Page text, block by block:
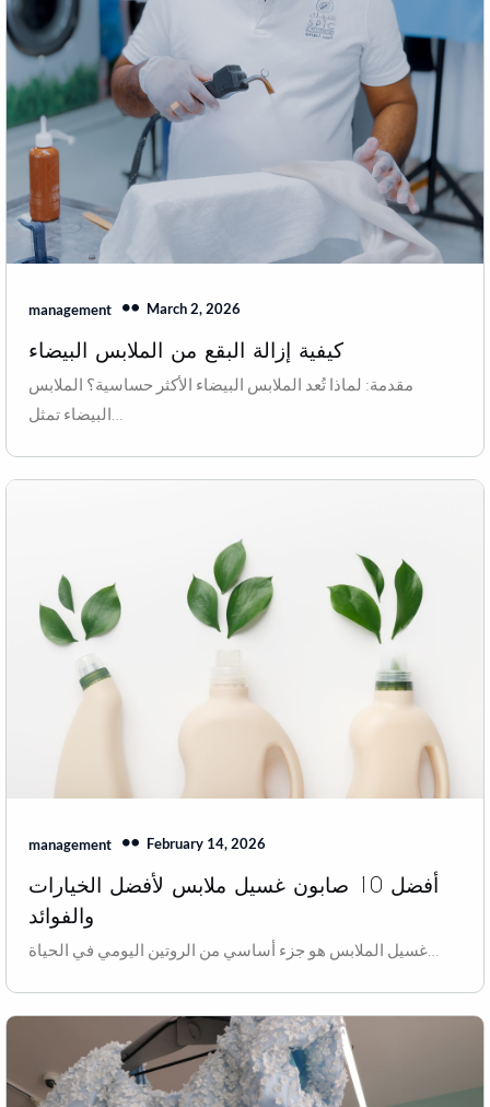
management March 2, 2026
كيفية إزالة البقع من الملابس البيضاء
مقدمة: لماذا تُعد الملابس البيضاء الأكثر حساسية؟ الملابس
management February 14, 2026
أفضل 10 صابون غسيل ملابس لأفضل الخيارات
والفوائد